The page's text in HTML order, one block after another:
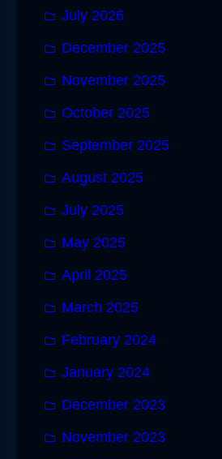
July 2026
December 2025
November 2025
October 2025
September 2025
August 2025
July 2025
May 2025
April 2025
March 2025
February 2024
January 2024
December 2023
November 2023